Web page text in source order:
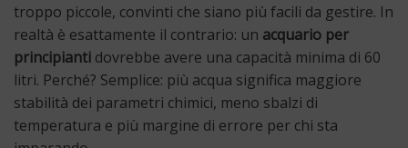
troppo piccole, convinti che siano più facili da gestire. In
realtà è esattamente il contrario: un acquario per
principianti dovrebbe avere una capacità minima di 60
litri. Perché? Semplice: più acqua significa maggiore
stabilità dei parametri chimici, meno sbalzi di
temperatura e più margine di errore per chi sta